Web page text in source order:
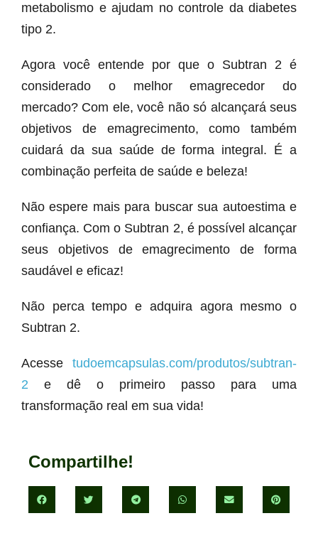
metabolismo e ajudam no controle da diabetes
tipo 2.
Agora você entende por que o Subtran 2 é
considerado o melhor emagrecedor do
mercado? Com ele, você não só alcançará seus
objetivos de emagrecimento, como também
cuidará da sua saúde de forma integral. É a
combinação perfeita de saúde e beleza!
Não espere mais para buscar sua autoestima e
confiança. Com o Subtran 2, é possível alcançar
seus objetivos de emagrecimento de forma
saudável e eficaz!
Não perca tempo e adquira agora mesmo o
Subtran 2.
Acesse tudoemcapsulas.com/produtos/subtran-
2 e dê o primeiro passo para uma
transformação real em sua vida!
Compartilhe!